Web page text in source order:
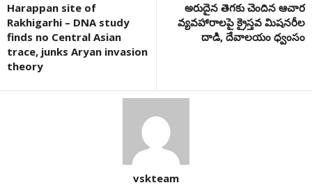
Harappan site of
Rakhigarhi – DNA study
finds no Central Asian
trace, junks Aryan invasion
theory
అరుదైన తెగకు చెందిన ఆచార
వ్యవహారాలపై క్రైస్తవ మిషనరీల
దాడి, దేవాలయం ధ్వంసం
vskteam